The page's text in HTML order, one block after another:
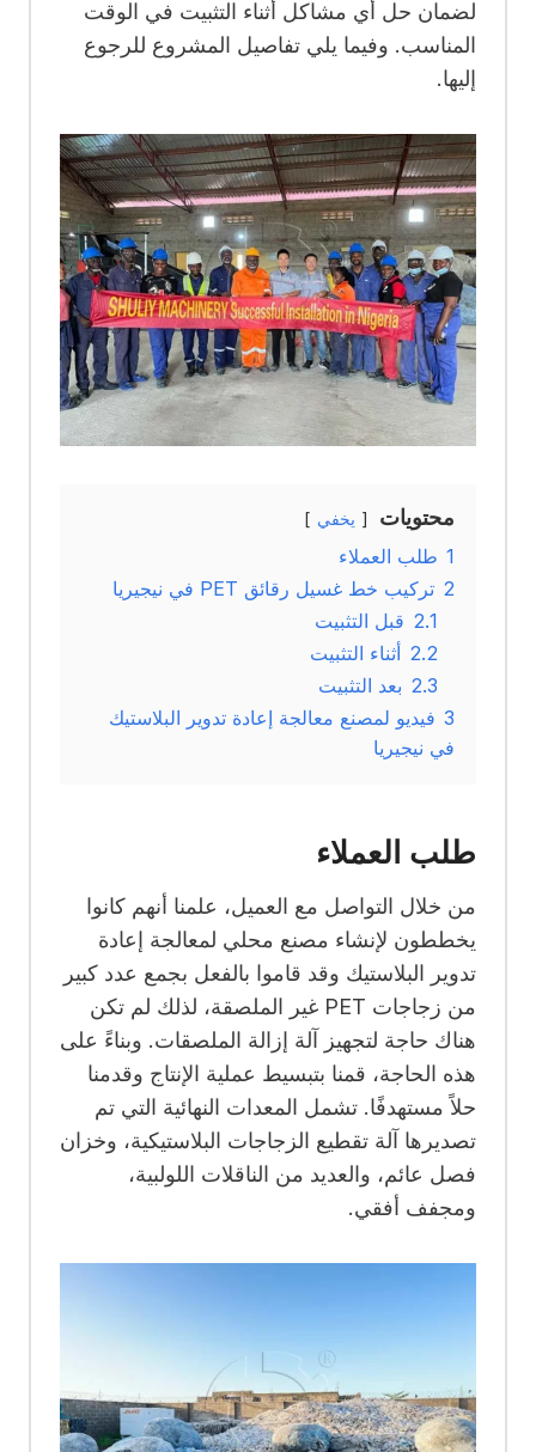
لضمان حل أي مشاكل أثناء التثبيت في الوقت
المناسب. وفيما يلي تفاصيل المشروع للرجوع
إليها.
محتويات يخفي
1 طلب العملاء
2 تركيب خط غسيل رقائق PET في نيجيريا
2.1 قبل التثبيت
2.2 أثناء التثبيت
2.3 بعد التثبيت
3 فيديو لمصنع معالجة إعادة تدوير البلاستيك
في نيجيريا
طلب العملاء
من خلال التواصل مع العميل، علمنا أنهم كانوا
يخططون لإنشاء مصنع محلي لمعالجة إعادة
تدوير البلاستيك وقد قاموا بالفعل بجمع عدد كبير
من زجاجات PET غير الملصقة، لذلك لم تكن
هناك حاجة لتجهيز آلة إزالة الملصقات. وبناءً على
هذه الحاجة، قمنا بتبسيط عملية الإنتاج وقدمنا ​​
حلاً مستهدفًا. تشمل المعدات النهائية التي تم
تصديرها آلة تقطيع الزجاجات البلاستيكية، وخزان
فصل عائم، والعديد من الناقلات اللولبية،
ومجفف أفقي.